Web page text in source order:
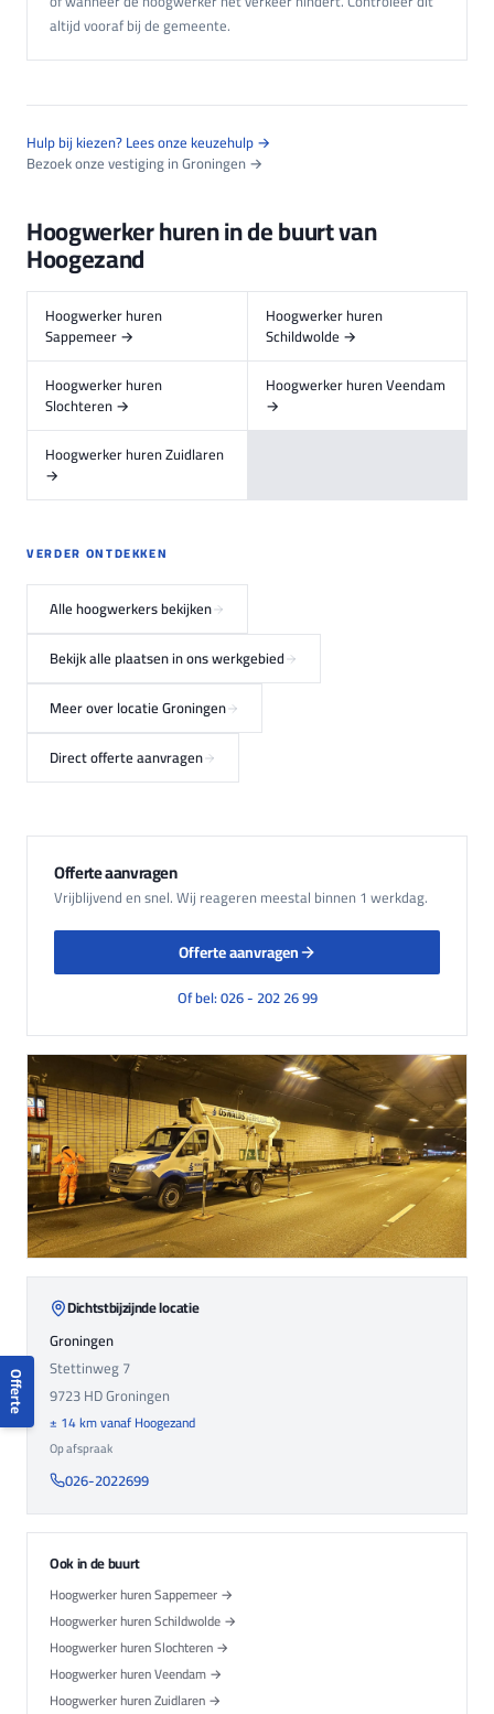
altijd vooraf bij de gemeente.
Hulp bij kiezen? Lees onze keuzehulp →
Bezoek onze vestiging in Groningen →
Hoogwerker huren in de buurt van
Hoogezand
Hoogwerker huren
Sappemeer →
Hoogwerker huren
Schildwolde →
Hoogwerker huren
Slochteren →
Hoogwerker huren Veendam
→
Hoogwerker huren Zuidlaren
→
VERDER ONTDEKKEN
Alle hoogwerkers bekijken
Bekijk alle plaatsen in ons werkgebied
Meer over locatie Groningen
Direct offerte aanvragen
Offerte aanvragen
Vrijblijvend en snel. Wij reageren meestal binnen 1 werkdag.
Offerte aanvragen
Of bel: 026 - 202 26 99
Dichtstbijzijnde locatie
Groningen
Stettinweg 7
9723 HDGroningen
± 14 km vanaf Hoogezand
Op afspraak
026-2022699
Ook in de buurt
Hoogwerker huren Sappemeer →
Hoogwerker huren Schildwolde →
Hoogwerker huren Slochteren →
Hoogwerker huren Veendam →
Hoogwerker huren Zuidlaren →
Offerte